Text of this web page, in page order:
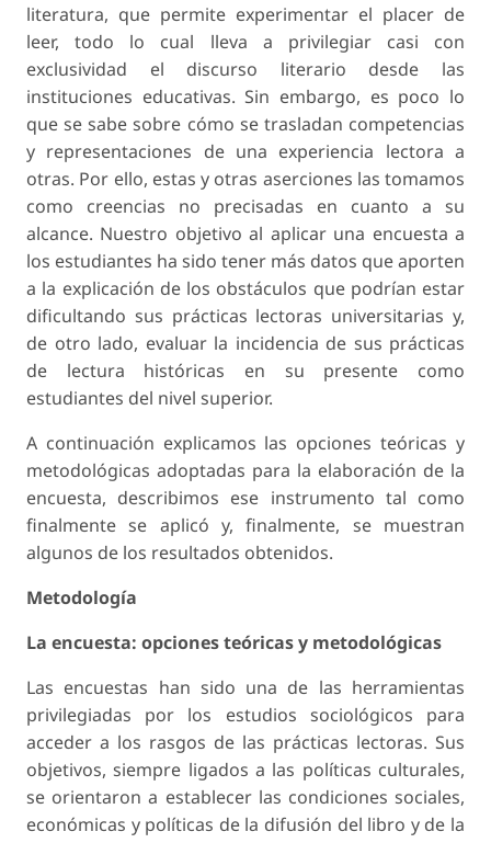
literatura, que permite experimentar el placer de
leer, todo lo cual lleva a privilegiar casi con
exclusividad el discurso literario desde las
instituciones educativas. Sin embargo, es poco lo
que se sabe sobre cómo se trasladan competencias
y representaciones de una experiencia lectora a
otras. Por ello, estas y otras aserciones las tomamos
como creencias no precisadas en cuanto a su
alcance. Nuestro objetivo al aplicar una encuesta a
los estudiantes ha sido tener más datos que aporten
a la explicación de los obstáculos que podrían estar
dificultando sus prácticas lectoras universitarias y,
de otro lado, evaluar la incidencia de sus prácticas
de lectura históricas en su presente como
estudiantes del nivel superior.
A continuación explicamos las opciones teóricas y
metodológicas adoptadas para la elaboración de la
encuesta, describimos ese instrumento tal como
finalmente se aplicó y, finalmente, se muestran
algunos de los resultados obtenidos.
Metodología
La encuesta: opciones teóricas y metodológicas
Las encuestas han sido una de las herramientas
privilegiadas por los estudios sociológicos para
acceder a los rasgos de las prácticas lectoras. Sus
objetivos, siempre ligados a las políticas culturales,
se orientaron a establecer las condiciones sociales,
económicas y políticas de la difusión del libro y de la